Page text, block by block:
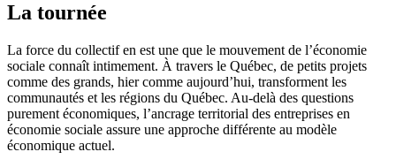
La tournée
La force du collectif en est une que le mouvement de l’économie
sociale connaît intimement. À travers le Québec, de petits projets
comme des grands, hier comme aujourd’hui, transforment les
communautés et les régions du Québec. Au-delà des questions
purement économiques, l’ancrage territorial des entreprises en
économie sociale assure une approche différente au modèle
économique actuel.